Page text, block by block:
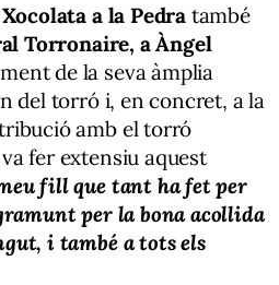
a la Pedra també
Torronaire, a Àngel
de la seva àmplia
del torró i, en concret, a la
amb el torró
fer extensiu aquest
fill que tant ha fet per
per la bona acollida
i també a tots els